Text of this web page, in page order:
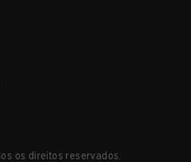
os direitos reservados.